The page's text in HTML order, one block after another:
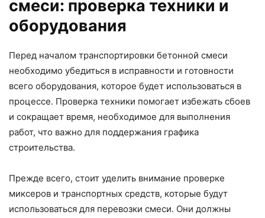
смеси: проверка техники и
оборудования
Перед началом транспортировки бетонной смеси
необходимо убедиться в исправности и готовности
всего оборудования, которое будет использоваться в
процессе. Проверка техники помогает избежать сбоев
и сокращает время, необходимое для выполнения
работ, что важно для поддержания графика
строительства.
Прежде всего, стоит уделить внимание проверке
миксеров и транспортных средств, которые будут
использоваться для перевозки смеси. Они должны